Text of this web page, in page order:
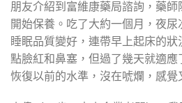
朋友介紹到富維康藥局諮詢，藥
開始保養。吃了大約一個月，夜尿
睡眠品質變好，連帶早上起床的狀
點臉紅和鼻塞，但過了幾天就適
恢復以前的水準，沒在唬爛，感覺